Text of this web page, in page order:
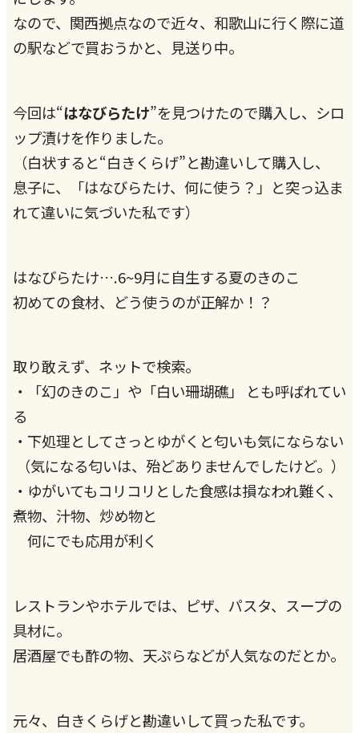
なので、関西拠点なので近々、和歌山に行く際に道
の駅などで買おうかと、見送り中。
今回は“はなびらたけ”を見つけたので購入し、シロ
ップ漬けを作りました。
（白状すると“白きくらげ”と勘違いして購入し、
息子に、「はなびらたけ、何に使う？」と突っ込ま
れて違いに気づいた私です）
はなびらたけ….6~9月に自生する夏のきのこ
初めての食材、どう使うのが正解か！？
取り敢えず、ネットで検索。
・「幻のきのこ」や「白い珊瑚礁」 とも呼ばれてい
る
・下処理としてさっとゆがくと匂いも気にならない
（気になる匂いは、殆どありませんでしたけど。）
・ゆがいてもコリコリとした食感は損なわれ難く、
煮物、汁物、炒め物と
何にでも応用が利く
レストランやホテルでは、ピザ、パスタ、スープの
具材に。
居酒屋でも酢の物、天ぷらなどが人気なのだとか。
元々、白きくらげと勘違いして買った私です。